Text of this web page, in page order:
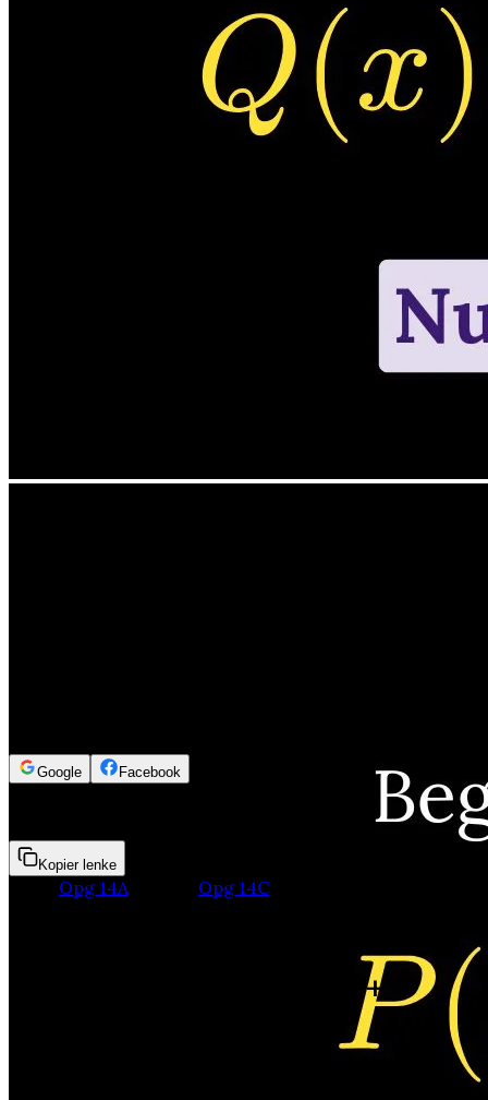
Google Facebook
Kopier lenke
Opg 14AOpg 14B Opg 14C
(Nullpunktsetningen +